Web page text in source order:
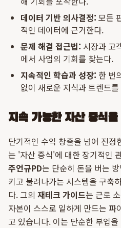
데이터 기반 의사결정: 모든
적인 데이터에 근거한다.
문제 해결 접근법: 시장과 고
에서 사업의 기회를 찾는다.
지속적인 학습과 성장: 한 번
없이 새로운 지식과 트렌드
지속 가능한 자산 증식을
단기적인 수익 창출을 넘어 진정
는 '자산 증식'에 대한 장기적인
주언규PD는 단순히 돈을 버는
키고 불려나가는 시스템을 구축
다. 그의 재테크 가이드는 근로
자본이 스스로 일하게 만드는 파
고 있습니다. 이는 단순한 부업